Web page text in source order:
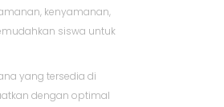
kenyamanan,
siswa untuk
yang tersedia di
dengan optimal